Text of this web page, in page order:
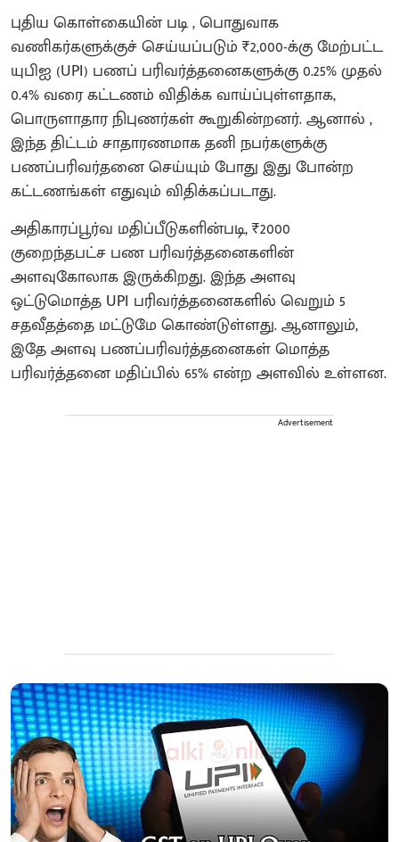
புதிய கொள்கையின் படி , பொதுவாக
வணிகர்களுக்குச் செய்யப்படும் ₹2,000-க்கு மேற்பட்ட
யுபிஐ (UPI) பணப் பரிவர்த்தனைகளுக்கு 0.25% முதல்
0.4% வரை கட்டணம் விதிக்க வாய்ப்புள்ளதாக,
பொருளாதார நிபுணர்கள் கூறுகின்றனர். ஆனால் ,
இந்த திட்டம் சாதாரணமாக தனி நபர்களுக்கு
பணப்பரிவர்தனை செய்யும் போது இது போன்ற
கட்டணங்கள் எதுவும் விதிக்கப்படாது.
​அதிகாரப்பூர்வ மதிப்பீடுகளின்படி, ₹2000
குறைந்தபட்ச பண பரிவர்த்தனைகளின்
அளவுகோலாக இருக்கிறது. இந்த அளவு
ஒட்டுமொத்த UPI பரிவர்த்தனைகளில் வெறும் 5
சதவீதத்தை மட்டுமே கொண்டுள்ளது. ஆனாலும்,
இதே அளவு பணப்பரிவர்த்தனைகள் மொத்த
பரிவர்த்தனை மதிப்பில் 65% என்ற அளவில் உள்ளன.
Advertisement